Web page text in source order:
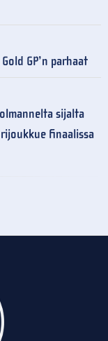
GP’n parhaat
sijalta
finaalissa